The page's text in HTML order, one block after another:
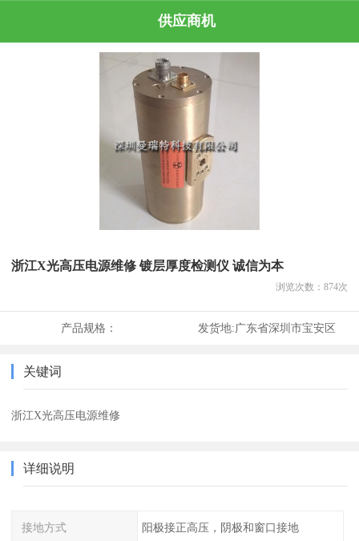
供应商机
浙江X光高压电源维修 镀层厚度检测仪 诚信为本
浏览次数： 874次
产品规格： 发货地:广东省深圳市宝安区
关键词
浙江X光高压电源维修
详细说明
接地方式 阳极接正高压，阴极和窗口接地